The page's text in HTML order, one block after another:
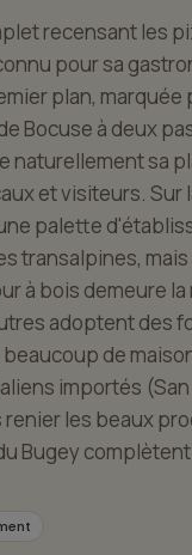
recensant les
pour sa
plan, marquée
Bocuse à deux
naturellement sa
et visiteurs. Sur
palette
transalpines,
à bois demeure
adoptent des
de
importés
renier les beaux
Bugey